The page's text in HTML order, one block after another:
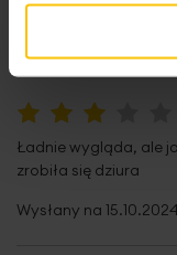
Ładnie wygląda, ale
zrobiła się dziura
Wysłany na 15.10.2024